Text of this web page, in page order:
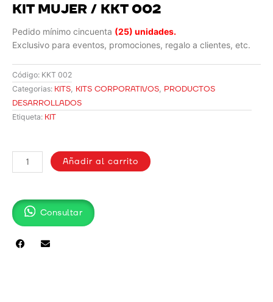
KIT MUJER / KKT 002
Pedido mínimo cincuenta (25) unidades.
Exclusivo para eventos, promociones, regalo a clientes, etc.
Código: KKT 002
Categorias: KITS, KITS CORPORATIVOS, PRODUCTOS
DESARROLLADOS
Etiqueta: KIT
MUJER
/
002
cantidad
Añadir al carrito
Consultar